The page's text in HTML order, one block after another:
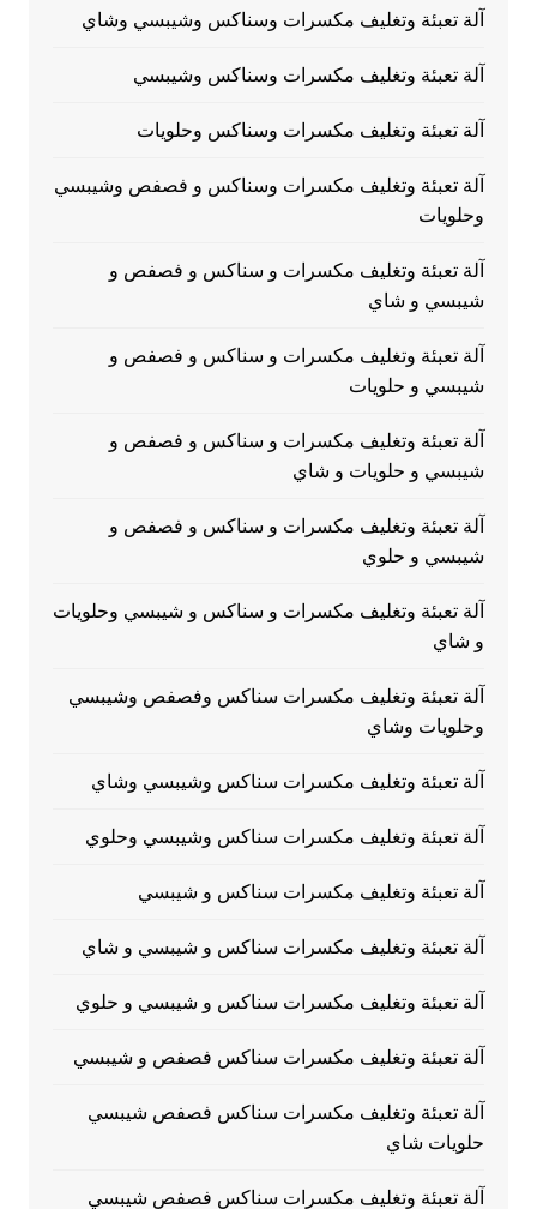
آلة تعبئة وتغليف مكسرات وسناكس وشيبسي وشاي
آلة تعبئة وتغليف مكسرات وسناكس وشيبسي
آلة تعبئة وتغليف مكسرات وسناكس وحلويات
آلة تعبئة وتغليف مكسرات وسناكس و فصفص وشيبسي
وحلويات
آلة تعبئة وتغليف مكسرات و سناكس و فصفص و
شيبسي و شاي
آلة تعبئة وتغليف مكسرات و سناكس و فصفص و
شيبسي و حلويات
آلة تعبئة وتغليف مكسرات و سناكس و فصفص و
شيبسي و حلويات و شاي
آلة تعبئة وتغليف مكسرات و سناكس و فصفص و
شيبسي و حلوي
آلة تعبئة وتغليف مكسرات و سناكس و شيبسي وحلويات
و شاي
آلة تعبئة وتغليف مكسرات سناكس وفصفص وشيبسي
وحلويات وشاي
آلة تعبئة وتغليف مكسرات سناكس وشيبسي وشاي
آلة تعبئة وتغليف مكسرات سناكس وشيبسي وحلوي
آلة تعبئة وتغليف مكسرات سناكس و شيبسي
آلة تعبئة وتغليف مكسرات سناكس و شيبسي و شاي
آلة تعبئة وتغليف مكسرات سناكس و شيبسي و حلوي
آلة تعبئة وتغليف مكسرات سناكس فصفص و شيبسي
آلة تعبئة وتغليف مكسرات سناكس فصفص شيبسي
حلويات شاي
آلة تعبئة وتغليف مكسرات سناكس فصفص شيبسي